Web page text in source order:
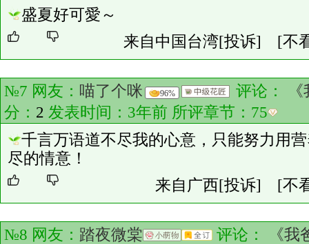
盛夏好可愛～
来自中国台湾[投诉] [不
№7 网友： 喵了个咪 96% 评论：
分： 2 发表时间：3年前 所评章节： 75
千言万语道不尽我的心意，只能努力用
尽的情意！
来自广西[投诉] [不
№8 网友： 踏夜微棠 评论：
《